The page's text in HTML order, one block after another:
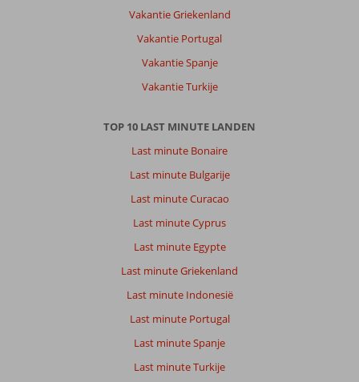
Vakantie Griekenland
Vakantie Portugal
Vakantie Spanje
Vakantie Turkije
TOP 10 LAST MINUTE LANDEN
Last minute Bonaire
Last minute Bulgarije
Last minute Curacao
Last minute Cyprus
Last minute Egypte
Last minute Griekenland
Last minute Indonesië
Last minute Portugal
Last minute Spanje
Last minute Turkije